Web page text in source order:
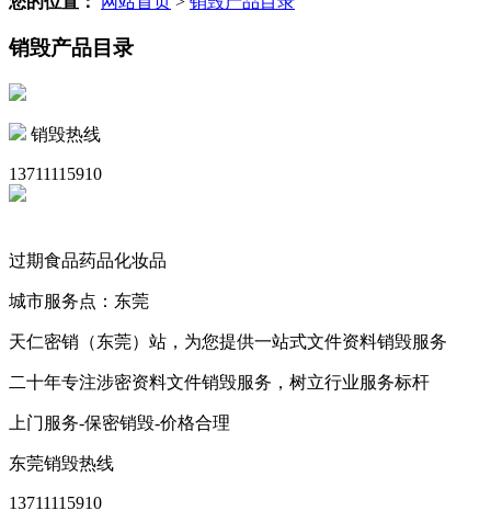
销毁产品目录
销毁热线
13711115910
过期食品药品化妆品
城市服务点：东莞
天仁密销（东莞）站，为您提供一站式文件资料销毁服务
二十年专注涉密资料文件销毁服务，树立行业服务标杆
上门服务-保密销毁-价格合理
东莞销毁热线
13711115910